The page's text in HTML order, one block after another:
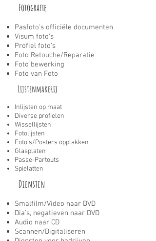
Fotografie
Pasfoto's officiële documenten
Visum foto's
Profiel foto's
Foto Retouche/Reparatie
Foto bewerking
Foto van Foto
Lijstenmakerij
Inlijsten op maat
Diverse profielen
Wissellijsten
Fotolijsten
Foto's/Posters opplakken
Glasplaten
Passe-Partouts
Spielatten
Diensten
Smalfilm/Video naar DVD
Dia's, negatieven naar DVD
Audio naar CD
Scannen/Digitaliseren